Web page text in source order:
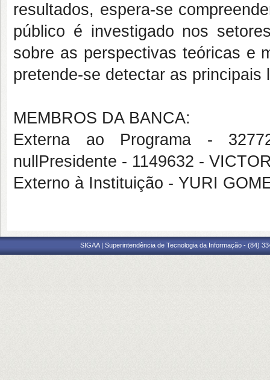
resultados, espera-se
público é investigado nos
sobre as perspectivas teóricas e
pretende-se detectar as
MEMBROS DA BANCA:
Externa ao Programa -
nullPresidente - 1149632 -
Externo à Instituição - YURI
SIGAA | Superintendência de Tecnologia da Informação - (84)